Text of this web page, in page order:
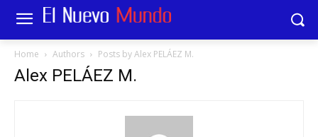
Home Authors Posts by Alex PELÁEZ M.
Alex PELÁEZ M.